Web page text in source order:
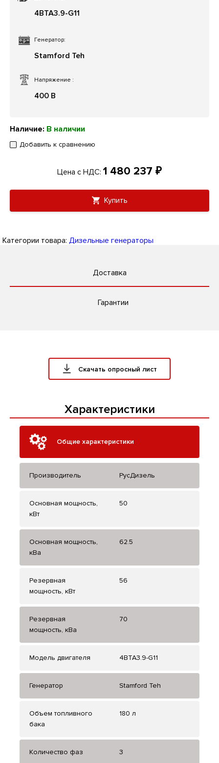
4BTA3.9-G11
Напряжение :
400 В
Генератор:
Stamford Teh
Наличие: В наличии
Добавить к сравнению
Цена с НДС: 1 480 237 ₽
Купить
Категории товара: Дизельные генераторы
Доставка
Гарантии
Скачать опросный лист
Характеристики
Общие характеристики
Производитель РусДизель
Основная мощность,
кВт
50
Основная мощность,
кВа
62.5
Резервная
мощность, кВт
56
Резервная
мощность, кВа
70
Модель двигателя 4BTA3.9-G11
Генератор Stamford Teh
Объем топливного
бака
180 л
Количество фаз 3